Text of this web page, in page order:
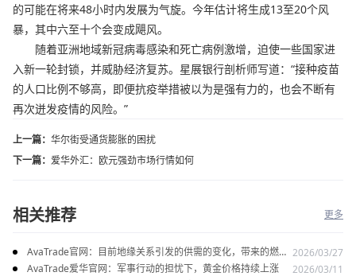
的可能在将来48小时内发展为气旋。今年估计将生成13至20个风
暴，其中六至十个会变成飓风。
随着亚洲地域新冠病毒感染和死亡病例激增，迫使一些国家进
入新一轮封锁，并威胁经济复苏。星展银行剖析师写道：“接种疫苗
的人口比例不够高，即便抗疫举措被以为是强有力的，也会不断有
再次迸发疫情的风险。”
上一篇： 华尔街受通货膨胀的困扰
下一篇： 爱华外汇：欧元强劲市场行情如何
相关推荐 更多
AvaTrade官网：目前地缘关系引发的供需的变化，带来的燃料
油价格持续上涨
2026/03/27
AvaTrade爱华官网：军事行动的担忧下，黄金价格持续上涨
2026/03/11